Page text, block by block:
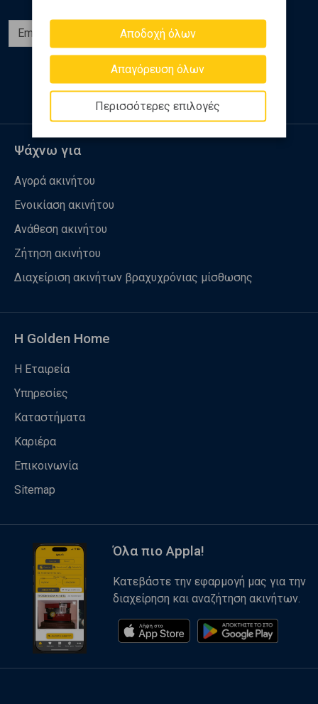
Αποδοχή όλων
Απαγόρευση όλων
Περισσότερες επιλογές
Εγγραφή
Ακολουθήστε μας
Ψάχνω για
Αγορά ακινήτου
Ενοικίαση ακινήτου
Ανάθεση ακινήτου
Ζήτηση ακινήτου
Διαχείριση ακινήτων βραχυχρόνιας μίσθωσης
Η Golden Home
Η Εταιρεία
Υπηρεσίες
Καταστήματα
Καριέρα
Επικοινωνία
Sitemap
Όλα πιο Appla!
Κατεβάστε την εφαρμογή μας για την
διαχείρηση και αναζήτηση ακινήτων.